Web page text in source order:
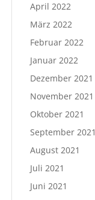
April 2022
März 2022
Februar 2022
Januar 2022
Dezember 2021
November 2021
Oktober 2021
September 2021
August 2021
Juli 2021
Juni 2021